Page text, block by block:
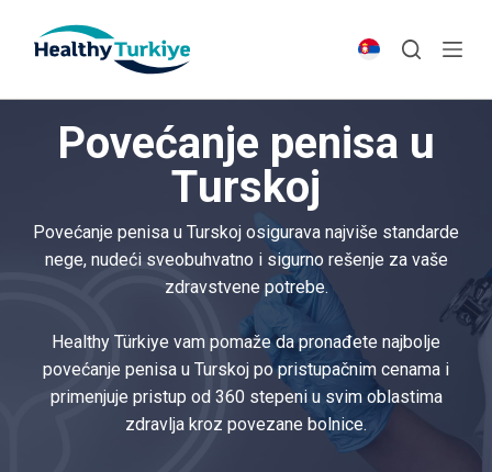
p
Povećanje penisa u
Turskoj
Povećanje penisa u Turskoj osigurava najviše standarde
nege, nudeći sveobuhvatno i sigurno rešenje za vaše
zdravstvene potrebe.
Healthy Türkiye vam pomaže da pronađete najbolje
povećanje penisa u Turskoj po pristupačnim cenama i
primenjuje pristup od 360 stepeni u svim oblastima
zdravlja kroz povezane bolnice.